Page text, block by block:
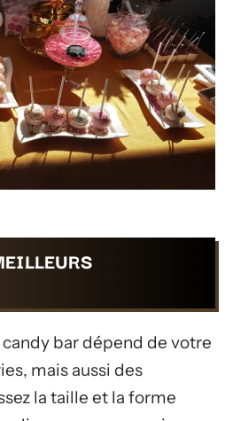
bar dépend de votre
mais aussi des
la taille et la forme